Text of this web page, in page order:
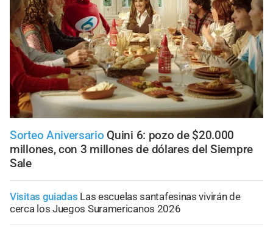
Sorteo Aniversario Quini 6: pozo de $20.000
millones, con 3 millones de dólares del Siempre
Sale
Visitas guiadas Las escuelas santafesinas vivirán de
cerca los Juegos Suramericanos 2026